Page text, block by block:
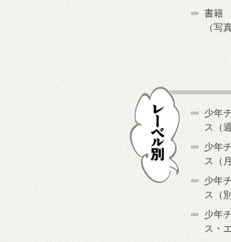
書籍
（写
少年
ス（
少年
ス（
少年
ス（
少年
ス・